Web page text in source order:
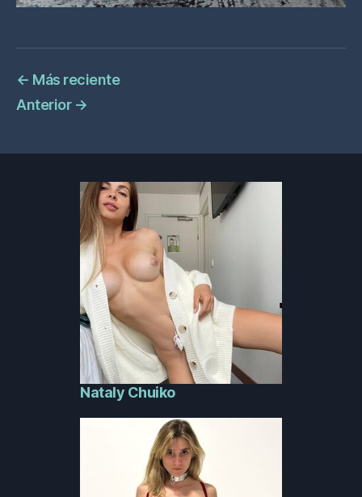
← Más reciente
Anterior →
Nataly Chuiko